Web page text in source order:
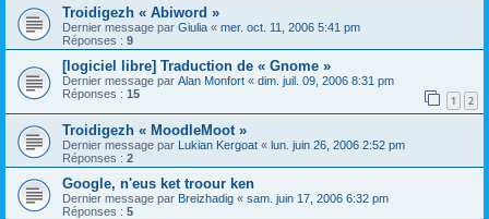
Troidigezh « Abiword »
Dernier message par Giulia « mer. oct. 11, 2006 5:41 pm
Réponses : 9
[logiciel libre] Traduction de « Gnome »
Dernier message par Alan Monfort « dim. juil. 09, 2006 8:31 pm
Réponses : 15 1 2
Troidigezh « MoodleMoot »
Dernier message par Lukian Kergoat « lun. juin 26, 2006 2:52 pm
Réponses : 2
Google, n'eus ket troour ken
Dernier message par Breizhadig « sam. juin 17, 2006 6:32 pm
Réponses : 5